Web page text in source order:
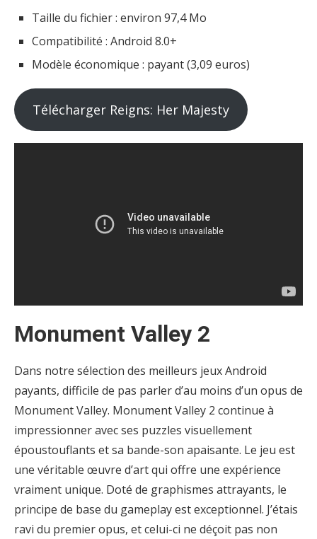
Taille du fichier : environ 97,4 Mo
Compatibilité : Android 8.0+
Modèle économique : payant (3,09 euros)
Télécharger Reigns: Her Majesty
Monument Valley 2
Dans notre sélection des meilleurs jeux Android
payants, difficile de pas parler d’au moins d’un opus de
Monument Valley. Monument Valley 2 continue à
impressionner avec ses puzzles visuellement
époustouflants et sa bande-son apaisante. Le jeu est
une véritable œuvre d’art qui offre une expérience
vraiment unique. Doté de graphismes attrayants, le
principe de base du gameplay est exceptionnel. J’étais
ravi du premier opus, et celui-ci ne déçoit pas non